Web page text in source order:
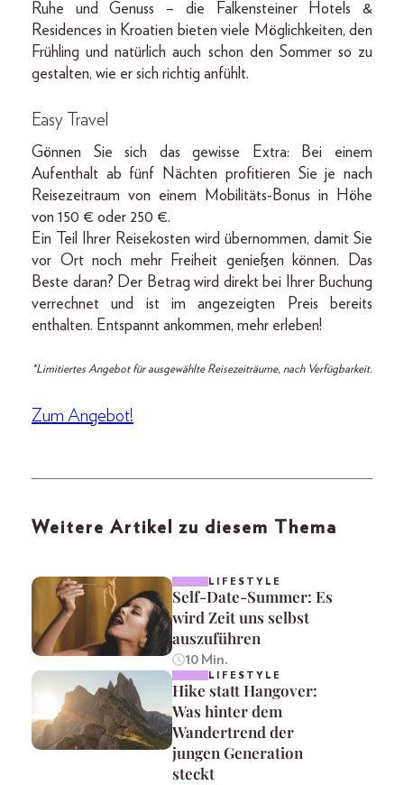
Ruhe und Genuss – die Falkensteiner Hotels &
Residences in Kroatien bieten viele Möglichkeiten, den
Frühling und natürlich auch schon den Sommer so zu
gestalten, wie er sich richtig anfühlt.
Easy Travel
Gönnen Sie sich das gewisse Extra: Bei einem
Aufenthalt ab fünf Nächten profitieren Sie je nach
Reisezeitraum von einem Mobilitäts-Bonus in Höhe
von 150 € oder 250 €.
Ein Teil Ihrer Reisekosten wird übernommen, damit Sie
vor Ort noch mehr Freiheit genießen können. Das
Beste daran? Der Betrag wird direkt bei Ihrer Buchung
verrechnet und ist im angezeigten Preis bereits
enthalten. Entspannt ankommen, mehr erleben!
*Limitiertes Angebot für ausgewählte Reisezeiträume, nach Verfügbarkeit.
Zum Angebot!
Weitere Artikel zu diesem Thema
LIFESTYLE
Self-Date-Summer: Es
wird Zeit uns selbst
auszuführen
10 Min.
LIFESTYLE
Hike statt Hangover:
Was hinter dem
Wandertrend der
jungen Generation
steckt